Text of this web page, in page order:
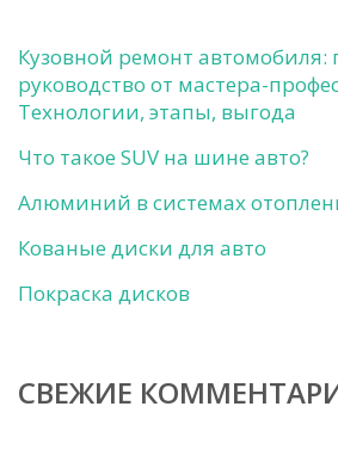
Кузовной ремонт автомобиля:
руководство от мастера-
Технологии, этапы, выгода
Что такое SUV на шине авто?
Алюминий в системах
Кованые диски для авто
Покраска дисков
СВЕЖИЕ